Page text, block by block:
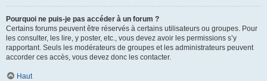
Pourquoi ne puis-je pas accéder à un forum ?
Certains forums peuvent être réservés à certains utilisateurs ou groupes. Pour
les consulter, les lire, y poster, etc., vous devez avoir les permissions s’y
rapportant. Seuls les modérateurs de groupes et les administrateurs peuvent
accorder ces accès, vous devez donc les contacter.
Haut